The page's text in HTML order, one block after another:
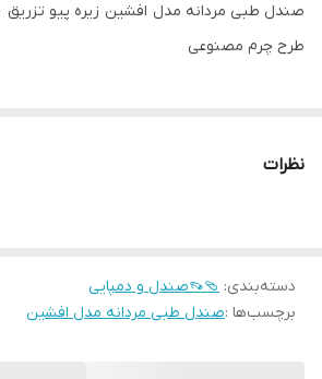
صندل طبی مردانه مدل افشین زیره پیو تزریق
طرح چرم مصنوعی
نظرات
دسته‌بندی: 🩴👡صندل و دمپایی
برچسب‌ها :صندل طبی مردانه مدل افشین